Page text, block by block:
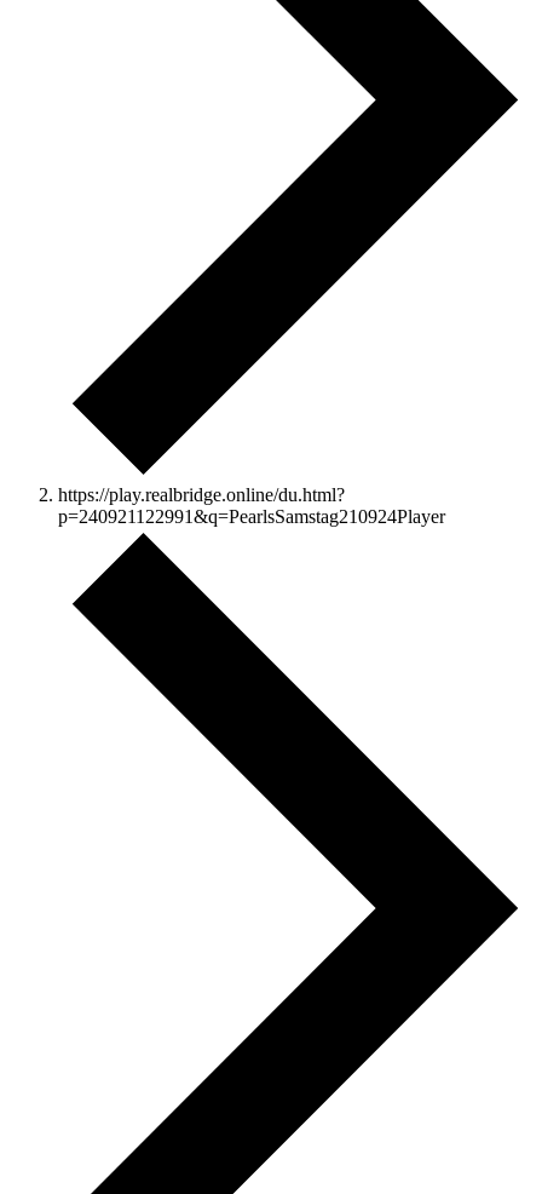
https://play.realbridge.online/du.html?
p=240921122991&q=PearlsSamstag210924Player